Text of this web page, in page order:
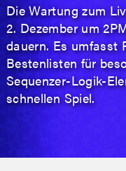
Die Wartung zum
2. Dezember um
dauern. Es umfasst
Bestenlisten für
Sequenzer-Logik-
schnellen Spiel.